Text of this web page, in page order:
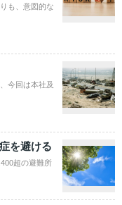
も、意図的な
今回は本社及
を避ける
超の避難所